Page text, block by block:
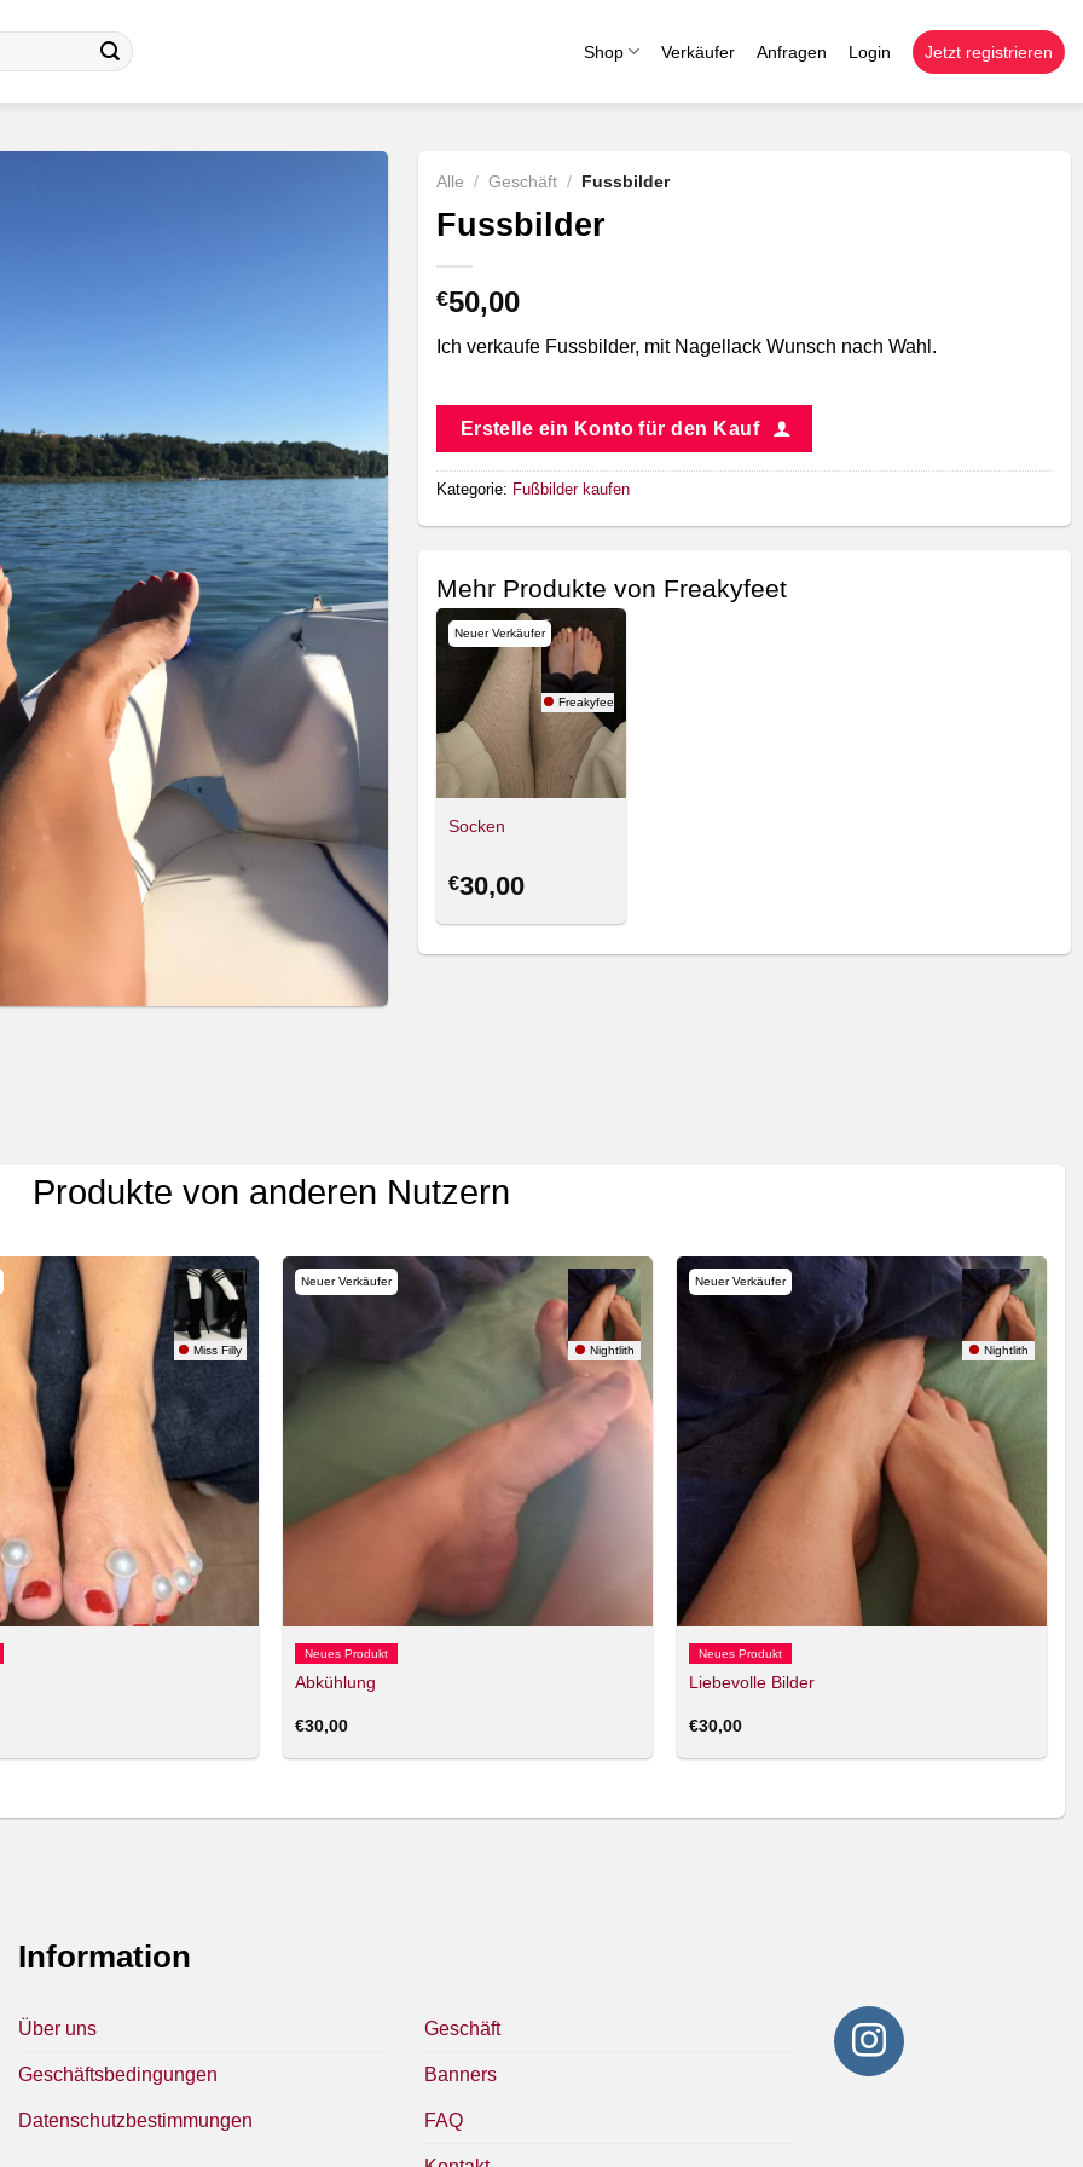
Shop Verkäufer Anfragen Login Jetzt registrieren
Alle / Geschäft / Fussbilder
Fussbilder
€50,00
Ich verkaufe Fussbilder, mit Nagellack Wunsch nach Wahl.
Erstelle ein Konto für den Kauf
Kategorie: Fußbilder kaufen
Mehr Produkte von Freakyfeet
Neuer Verkäufer
Freakyfeet
Socken
€30,00
Produkte von anderen Nutzern
Miss Filly
Neuer Verkäufer
Nightlith
Neues Produkt
Abkühlung
€30,00
Neuer Verkäufer
Nightlith
Neues Produkt
Liebevolle Bilder
€30,00
Information
Über uns
Geschäftsbedingungen
Datenschutzbestimmungen
Geschäft
Banners
FAQ